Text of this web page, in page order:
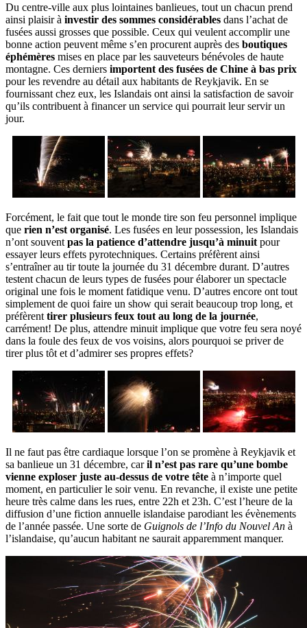
Du centre-ville aux plus lointaines banlieues, tout un chacun prend
ainsi plaisir à investir des sommes considérables dans l’achat de
fusées aussi grosses que possible. Ceux qui veulent accomplir une
bonne action peuvent même s’en procurent auprès des boutiques
éphémères mises en place par les sauveteurs bénévoles de haute
montagne. Ces derniers importent des fusées de Chine à bas prix
pour les revendre au détail aux habitants de Reykjavik. En se
fournissant chez eux, les Islandais ont ainsi la satisfaction de savoir
qu’ils contribuent à financer un service qui pourrait leur servir un
jour.
Forcément, le fait que tout le monde tire son feu personnel implique
que rien n’est organisé. Les fusées en leur possession, les Islandais
n’ont souvent pas la patience d’attendre jusqu’à minuit pour
essayer leurs effets pyrotechniques. Certains préfèrent ainsi
s’entraîner au tir toute la journée du 31 décembre durant. D’autres
testent chacun de leurs types de fusées pour élaborer un spectacle
original une fois le moment fatidique venu. D’autres encore ont tout
simplement de quoi faire un show qui serait beaucoup trop long, et
préfèrent tirer plusieurs feux tout au long de la journée,
carrément! De plus, attendre minuit implique que votre feu sera noyé
dans la foule des feux de vos voisins, alors pourquoi se priver de
tirer plus tôt et d’admirer ses propres effets?
Il ne faut pas être cardiaque lorsque l’on se promène à Reykjavik et
sa banlieue un 31 décembre, caril n’est pas rare qu’une bombe
vienne exploser juste au-dessus de votre tête à n’importe quel
moment, en particulier le soir venu. En revanche, il existe une petite
heure très calme dans les rues, entre 22h et 23h. C’est l’heure de la
diffusion d’une fiction annuelle islandaise parodiant les évènements
de l’année passée. Une sorte de Guignols de l’Info du Nouvel An à
l’islandaise, qu’aucun habitant ne saurait apparemment manquer.